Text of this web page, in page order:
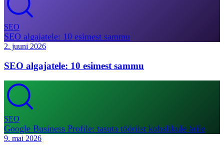
SEO
SEO algajatele: 10 esimest sammu
2. juuni 2026
SEO algajatele: 10 esimest sammu
SEO
Google Business Profile: tasuta tööriist kohalikule ärile
9. mai 2026